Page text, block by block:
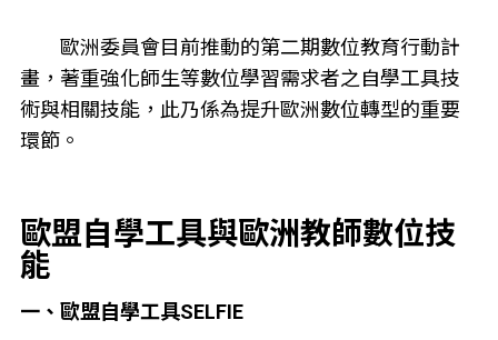
歐洲委員會目前推動的第二期數位教育行動計
畫，著重強化師生等數位學習需求者之自學工具技
術與相關技能，此乃係為提升歐洲數位轉型的重要
環節。
歐盟自學工具與歐洲教師數位技
能
一、歐盟自學工具SELFIE